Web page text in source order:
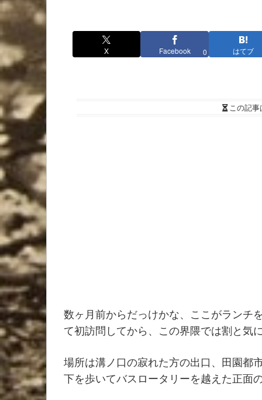
X Facebook 0 はてブ
この記事
数ヶ月前からだっけかな、ここがラン
て初訪問してから、この界隈では割と気
場所は溝ノ口の寂れた方の出口、田園都
下を歩いてバスロータリーを越えた正面